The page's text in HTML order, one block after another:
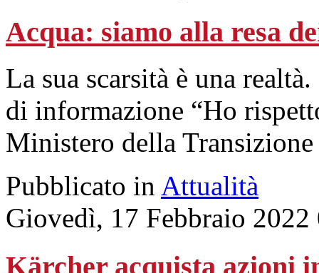
Acqua: siamo alla resa
La sua scarsità è una
di informazione “Ho
Ministero della
Pubblicato in Attualità
Giovedì, 17 Febbraio 2022
Kärcher acquista azioni